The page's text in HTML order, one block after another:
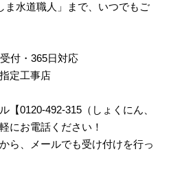
ま水道職人」まで、いつでもご
付・365日対応
定工事店
【0120-492-315（しょくにん、
にお電話ください！
ら、メールでも受け付けを行っ